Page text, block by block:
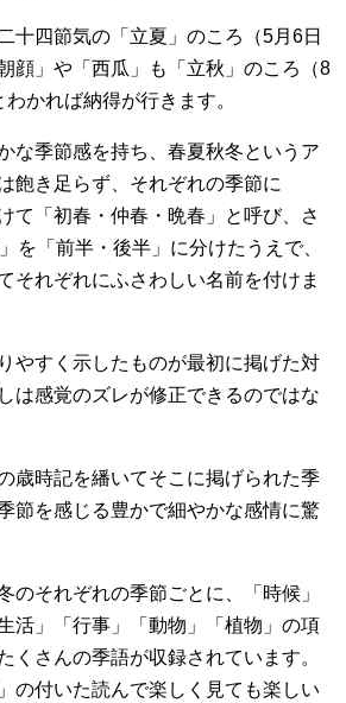
十四節気の「立夏」のころ（5月6日
顔」や「西瓜」も「立秋」のころ（8
かれば納得が行きます。
な季節感を持ち、春夏秋冬というア
飽き足らず、それぞれの季節に
て「初春・仲春・晩春」と呼び、さ
を「前半・後半」に分けたうえで、
それぞれにふさわしい名前を付けま
やすく示したものが最初に掲げた対
は感覚のズレが修正できるのではな
歳時記を繙いてそこに掲げられた季
節を感じる豊かで細やかな感情に驚
のそれぞれの季節ごとに、「時候」
活」「行事」「動物」「植物」の項
くさんの季語が収録されています。
の付いた読んで楽しく見ても楽しい